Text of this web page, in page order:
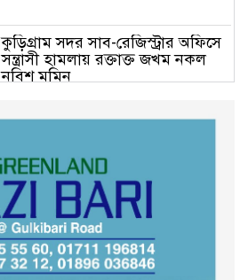
কুড়িগ্রাম সদর সাব-রেজিস্ট্রার অফিসে
সন্ত্রাসী হামলায় রক্তাক্ত জখম নকল
নবিশ মমিন
অনুষ্ঠিত
কুড়িগ্রাম কৃষি বিশ্ববিদ্যালয়ের স্থায়ী
ক্যাম্পাস নির্মাণে ইউজিসির সমন্বয়
সভা অনুষ্ঠিত